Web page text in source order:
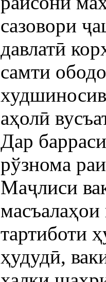
сазовори
давлатӣ
самти
аҳолӣ
Дар
рўзнома
Маҷлиси
тартиботи
ҳудудӣ,